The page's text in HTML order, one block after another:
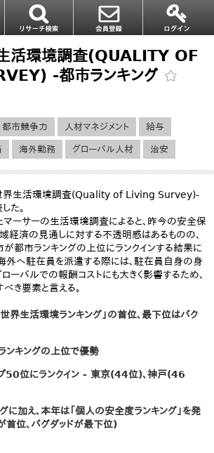
活環境調査(QUALITY OF
‐都市ランキング
都市競争力 人材マネジメント 給与
海外勤務 グローバル人材 治安
界生活環境調査(Quality of Living Survey)‐
た。
ーサーの生活環境調査によると、昨今の安全保
経済の見通しに対する不透明感はあるものの、
が都市ランキングの上位にランクインする結果に
外へ駐在員を派遣する際には、駐在員自身の身
ーバルでの報酬コストにも大きく影響するため、
べき要素と言える。
世界生活環境ランキング」の首位、最下位はバク
ンキングの上位で優勢
50位にランクイン - 東京(44位)、神戸(46
に加え、本年は「個人の安全度ランキング」を発
位、バグダッドが最下位)